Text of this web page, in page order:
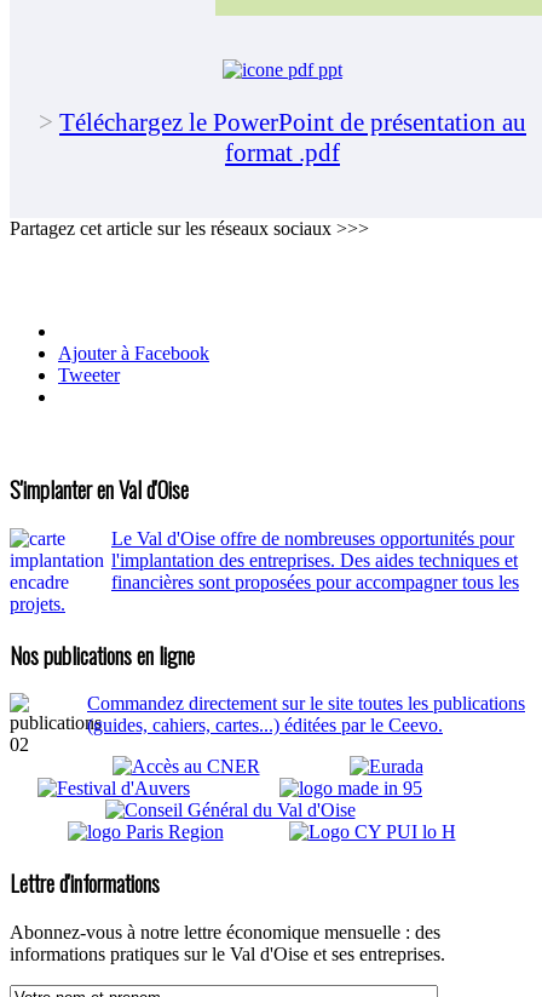
> Téléchargez le PowerPoint de présentation au
format .pdf
Partagez cet article sur les réseaux sociaux >>>
Ajouter à Facebook
Tweeter
S'implanter en Val d'Oise
Le Val d'Oise offre de nombreuses opportunités pour
l'implantation des entreprises. Des aides techniques et
financières sont proposées pour accompagner tous les
projets.
Nos publications en ligne
Commandez directement sur le site toutes les publications
(guides, cahiers, cartes...) éditées par le Ceevo.
Lettre d'informations
Abonnez-vous à notre lettre économique mensuelle : des
informations pratiques sur le Val d'Oise et ses entreprises.